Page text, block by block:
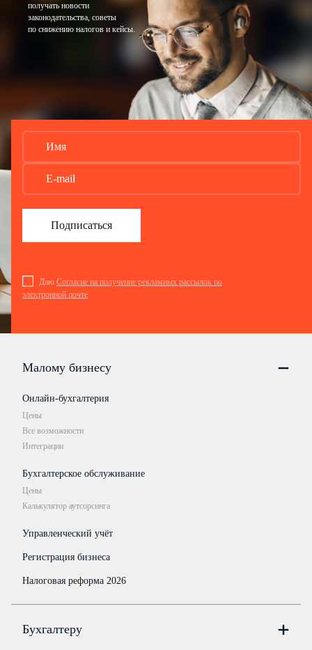
получать новости
законодательства, советы
по снижению налогов и кейсы.
Даю Согласие на получение рекламных рассылок по
электронной почте
Подписаться
Малому бизнесу
Онлайн-бухгалтерия
Цены
Все возможности
Интеграции
Бухгалтерское обслуживание
Цены
Калькулятор аутсорсинга
Управленческий учёт
Регистрация бизнеса
Налоговая реформа 2026
Бухгалтеру